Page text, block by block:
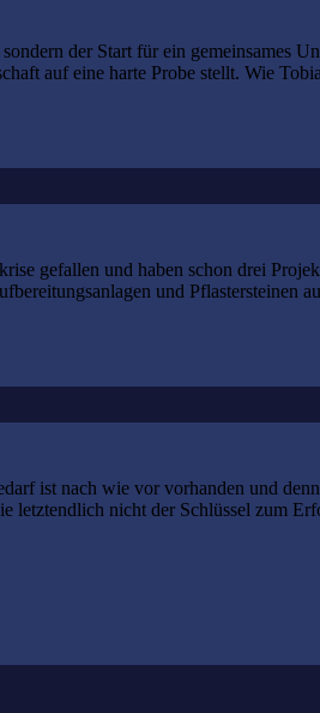
der Start für ein gemeinsames
auf eine harte Probe stellt. Wie
gefallen und haben schon drei
und Pflastersteinen
ist nach wie vor vorhanden und
letztendlich nicht der Schlüssel zum